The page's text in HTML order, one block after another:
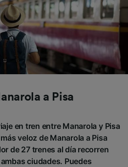
a Pisa
en tren entre Manarola y Pisa
veloz de Manarola a Pisa
de 27 trenes al día recorren
ciudades. Puedes